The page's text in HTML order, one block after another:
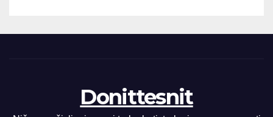
Donittesnit